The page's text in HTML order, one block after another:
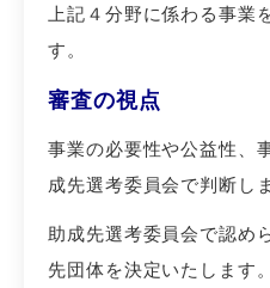
上記４分野に係わる事業
す。
審査の視点
事業の必要性や公益性、
成先選考委員会で判断し
助成先選考委員会で認め
先団体を決定いたします。